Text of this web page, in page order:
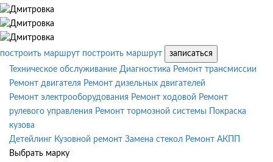
построить маршрут построить маршрут
записаться
Техническое обслуживание Диагностика Ремонт трансмиссии
Ремонт двигателя Ремонт дизельных двигателей
Ремонт электрооборудования Ремонт ходовой Ремонт
рулевого управления Ремонт тормозной системы
Покраска
кузова
Детейлинг Кузовной ремонт Замена стекол Ремонт АКПП
Выбрать марку